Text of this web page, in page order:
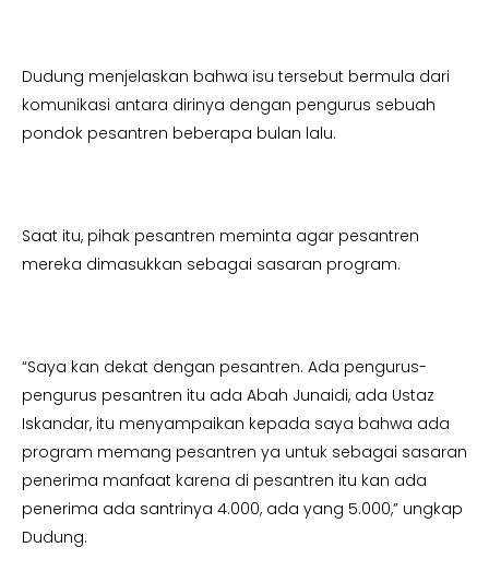
Dudung menjelaskan bahwa isu tersebut bermula dari
komunikasi antara dirinya dengan pengurus sebuah
pondok pesantren beberapa bulan lalu.
Saat itu, pihak pesantren meminta agar pesantren
mereka dimasukkan sebagai sasaran program.
“Saya kan dekat dengan pesantren. Ada pengurus-
pengurus pesantren itu ada Abah Junaidi, ada Ustaz
Iskandar, itu menyampaikan kepada saya bahwa ada
program memang pesantren ya untuk sebagai sasaran
penerima manfaat karena di pesantren itu kan ada
penerima ada santrinya 4.000, ada yang 5.000,” ungkap
Dudung.